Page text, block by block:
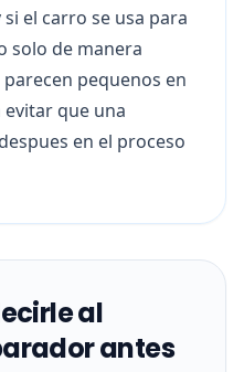
el carro se usa para
solo de manera
pequenos en
que una
en el proceso
al
antes